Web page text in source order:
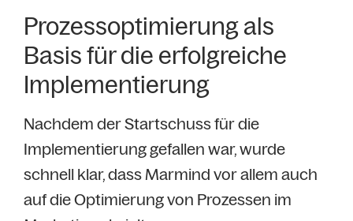
Prozessoptimierung als
Basis für die erfolgreiche
Implementierung
Nachdem der Startschuss für die
Implementierung gefallen war, wurde
schnell klar, dass Marmind vor allem auch
auf die Optimierung von Prozessen im